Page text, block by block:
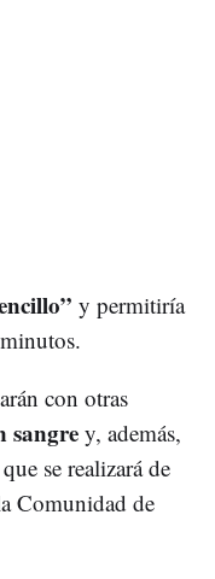
y permitiría
con otras
sangre y, además,
se realizará de
Comunidad de